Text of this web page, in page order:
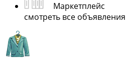
Маркетплейс
смотреть все объявления